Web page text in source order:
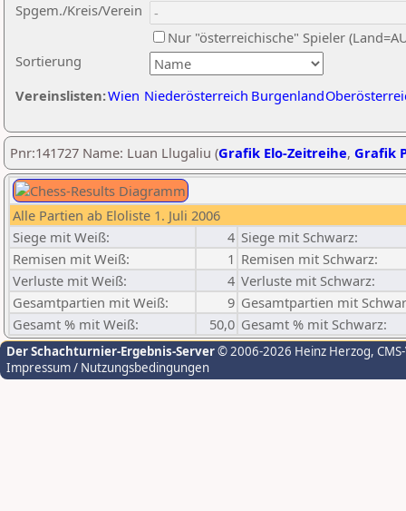
Sortierung
Spgem./Kreis/Verein
Nur "österreichische" Spieler
Vereinslisten:Wien Niederösterreich Burgenland
Pnr:141727 Name: Luan Llugaliu (Grafik Elo-Zeitreihe, Grafik
Alle Partien ab Eloliste 1. Juli 2006
Siege mit Weiß:
4 Siege mit Schwarz:
Remisen mit Weiß:
1 Remisen mit Schwarz:
Verluste mit Weiß:
4 Verluste mit Schwarz:
Gesamtpartien mit Weiß:
9 Gesamtpartien mit
Gesamt % mit Weiß:
50,0 Gesamt % mit Schwarz:
Der Schachturnier-Ergebnis-Server© 2006-2026 Heinz Herzog,
Impressum / Nutzungsbedingungen